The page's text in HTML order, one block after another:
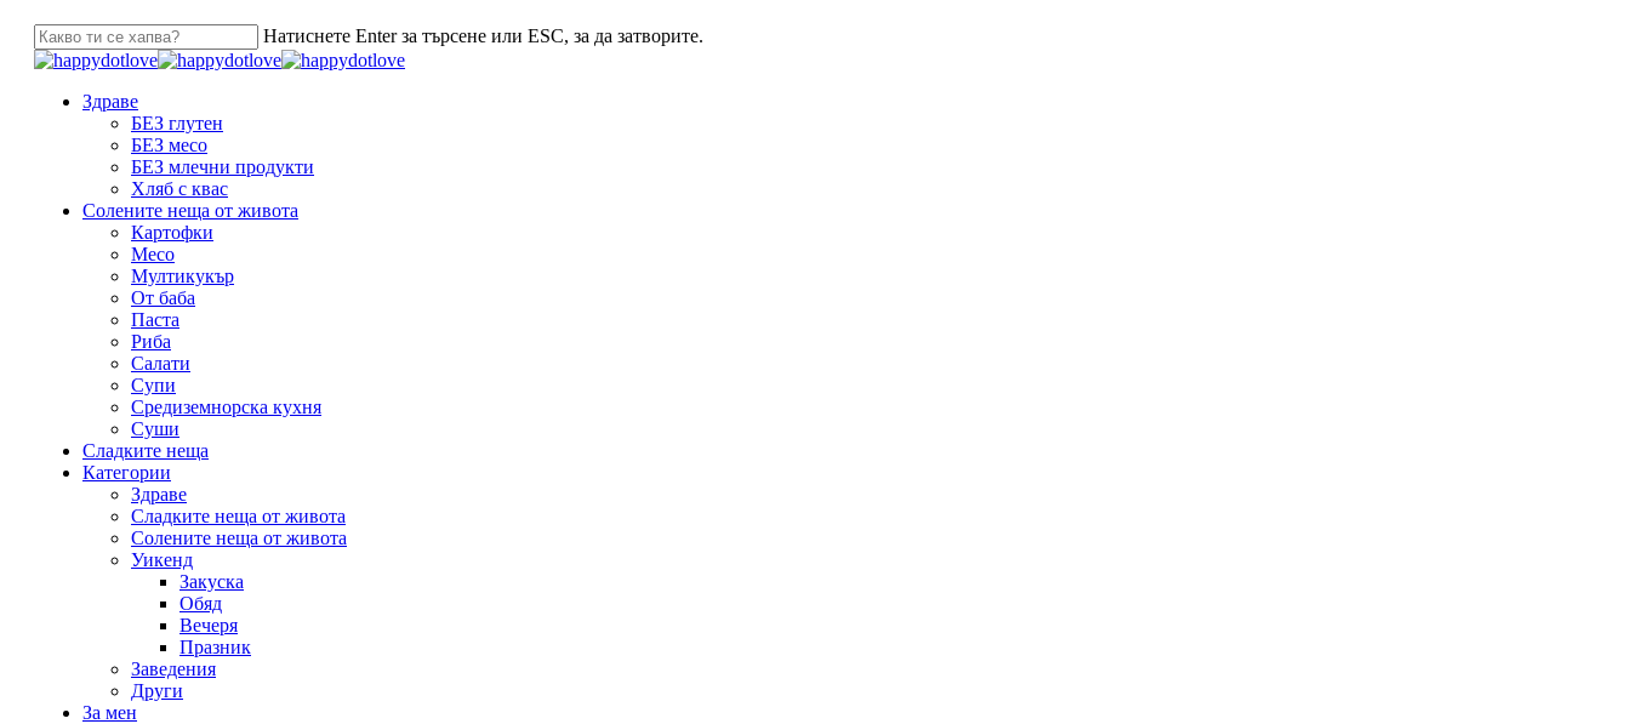
Натиснете Enter за търсене или ESC, за да затворите.
Здраве
БЕЗ глутен
БЕЗ месо
БЕЗ млечни продукти
Хляб с квас
Солените неща от живота
Картофки
Месо
Мултикукър
От баба
Паста
Риба
Салати
Супи
Средиземнорска кухня
Суши
Сладките неща
Категории
Здраве
Сладките неща от живота
Солените неща от живота
Уикенд
Закуска
Обяд
Вечеря
Празник
Заведения
Други
За мен